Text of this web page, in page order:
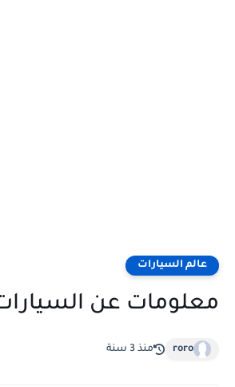
عالم السيارات
معلومات عن
roro منذ 3 سنة